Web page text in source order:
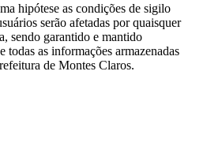
hipótese as condições de sigilo
serão afetadas por quaisquer
sendo garantido e mantido
as informações armazenadas
de Montes Claros.